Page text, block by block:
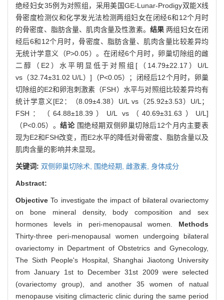
绝经妇女35例为对照组，采用美国GE-Lunar-Prodigy双能X线
骨密度检测仪和化学发光法检测两组妇女在闭经6和12个月时
的骨密度、脂肪含量、肌肉含量及性激素。 结果两组妇女在闭
经后6和12个月时，骨密度、脂肪含量、肌肉含量比较差异均
无统计学意义（P>0.05）。在闭经6个月时，卵巢切除组的雌
二醇（E2）水平明显低于对照组[（14.79±22.17）U/L
vs（32.74±31.02 U/L）]（P<0.05）；闭经后12个月时，卵巢
切除组的E2和卵泡刺激素（FSH）水平与对照组比较差异均有
统计学意义[E2：（8.09±4.38）U/L vs（25.92±3.53）U/L；
FSH：（64.88±18.39）U/L vs（40.69±31.63）U/L]
（P<0.05）。结论 围绝经期双侧卵巢切除后12个月内主要表
现为E2和FSH改变，而E2水平的降低对骨密度、脂肪含量以及
肌肉含量的影响并未显现。
关键词: 双侧卵巢切除术, 围绝经期, 雌激素, 身体成分
Abstract:
ObjectiveTo investigate the impact of bilateral ovariectomy
on bone mineral density, body composition and sex
hormones levels in peri-menopausal women. Methods
Thirty-three peri-menopausal women undergoing bilateral
ovariectomy in Department of Obstetrics and Gynecology,
The Sixth People's Hospital, Shanghai Jiaotong University
from January 1st to December 31st 2009 were selected
(ovariectomy group), and another 35 women of natual
menopause visiting climacteric clinic during the same period